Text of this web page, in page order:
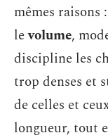
mêmes
levolume,
discipline les
trop denses et
de celles et
longueur, tout